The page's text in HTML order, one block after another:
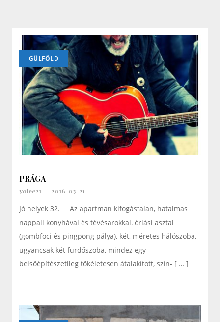
GÜLFÖLD
PRÁGA
yolee21 - 2016-03-21
Jó helyek 32. Az apartman kifogástalan, hatalmas
nappali konyhával és tévésarokkal, óriási asztal
(gombfoci és pingpong pálya), két, méretes hálószoba,
ugyancsak két fürdőszoba, mindez egy
belsőépítészetileg tökéletesen átalakított, szín- [ … ]